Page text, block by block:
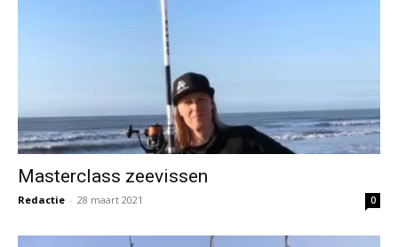
Masterclass zeevissen
Redactie - 28 maart 2021 0